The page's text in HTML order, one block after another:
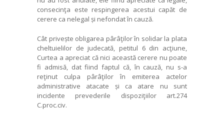
consecinţa este respingerea acestui capăt de
cerere ca nelegal și nefondat în cauză.
Cât privește obligarea pârâţilor în solidar la plata
cheltuielilor de judecată, petitul 6 din acţiune,
Curtea a apreciat că nici această cerere nu poate
fi admisă, dat fiind faptul că, în cauză, nu s-a
reţinut culpa pârâţilor în emiterea actelor
administrative atacate și ca atare nu sunt
incidente prevederile dispoziţiilor art.274
C.proc.civ.